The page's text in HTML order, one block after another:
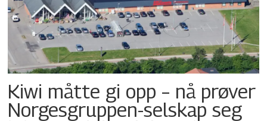
Kiwi måtte gi opp – nå prøver
Norgesgruppen-selskap seg